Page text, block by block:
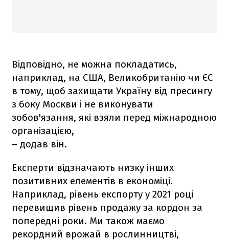
Відповідно, не можна покладатись,
наприклад, на США, Великобританію чи ЄС
в тому, щоб захищати Україну від пресингу
з боку Москви і не виконувати
зобов'язання, які взяли перед міжнародною
організацією,
– додав він.
Експерти відзначають низку інших
позитивних елементів в економіці.
Наприклад, рівень експорту у 2021 році
перевищив рівень продажу за кордон за
попередні роки. Ми також маємо
рекордний врожай в рослинництві,